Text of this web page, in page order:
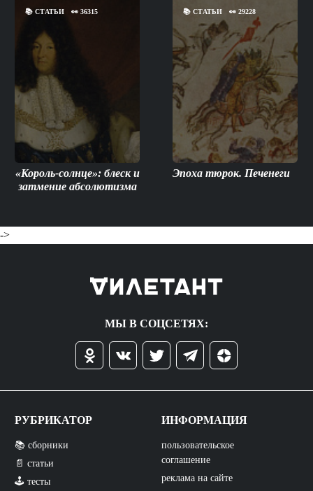
📚 СТАТЬИ 👀 36315
«Король-солнце»: блеск и
затмение абсолютизма
📚СТАТЬИ 👀29228
Эпоха тюрок. Печенеги
->
МЫ В СОЦСЕТЯХ:
РУБРИКАТОР
📚 сборники
📄 статьи
🕹️ тесты
ИНФОРМАЦИЯ
пользовательское
соглашение
реклама на сайте